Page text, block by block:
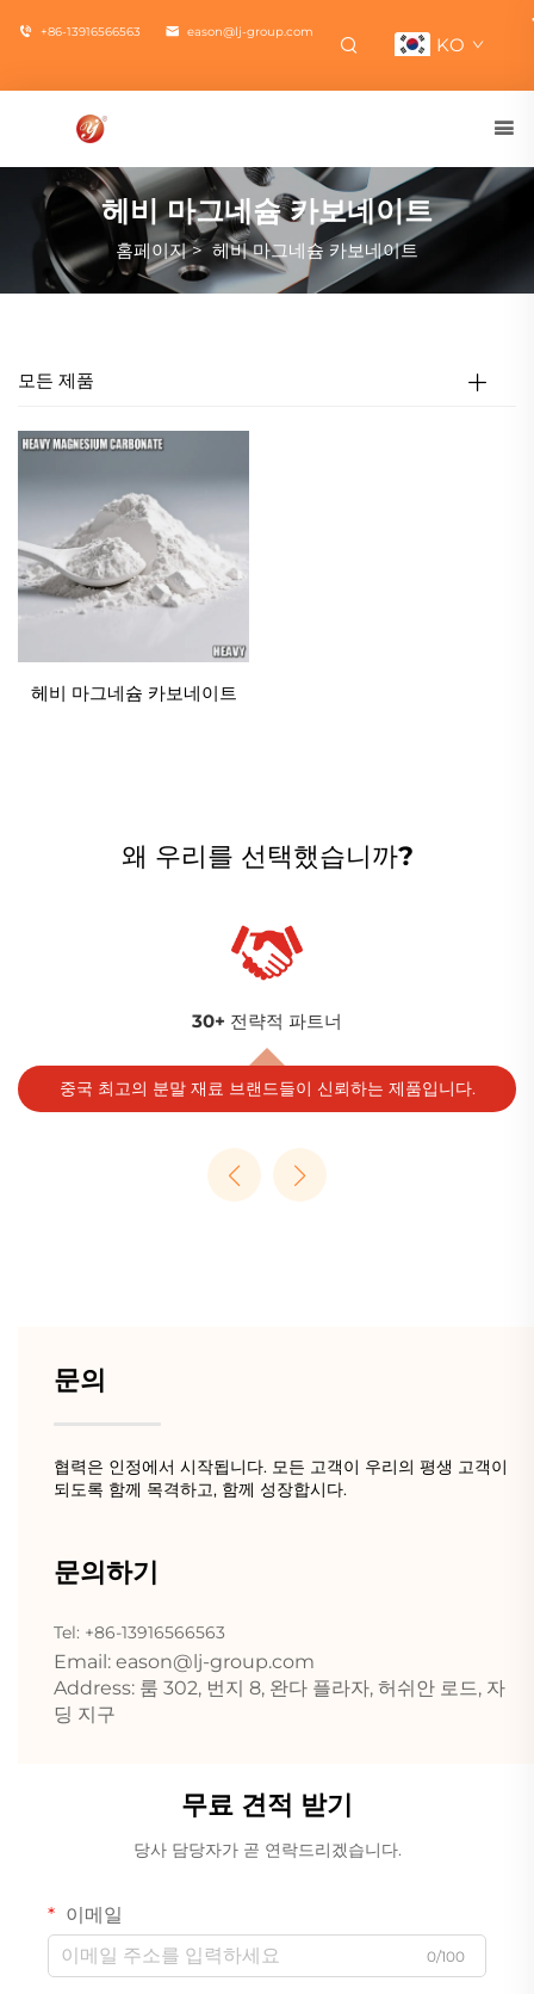
+86-13916566563 eason@lj-group.com
KO
헤비 마그네슘 카보네이트
홈페이지> 헤비 마그네슘 카보네이트
모든 제품
헤비 마그네슘 카보네이트
왜 우리를 선택했습니까?
30+ 전략적 파트너
중국 최고의 분말 재료 브랜드들이 신뢰하는 제품입니다.
문의
협력은 인정에서 시작됩니다. 모든 고객이 우리의 평생 고객이
되도록 함께 목격하고, 함께 성장합시다.
문의하기
Tel: +86-13916566563
Email: eason@lj-group.com
Address: 룸 302, 번지 8, 완다 플라자, 허쉬안 로드, 자
딩 지구
무료 견적 받기
당사 담당자가 곧 연락드리겠습니다.
이메일
0/100